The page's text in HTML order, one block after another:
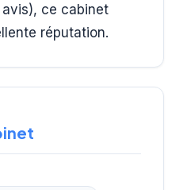
ce cabinet
réputation.